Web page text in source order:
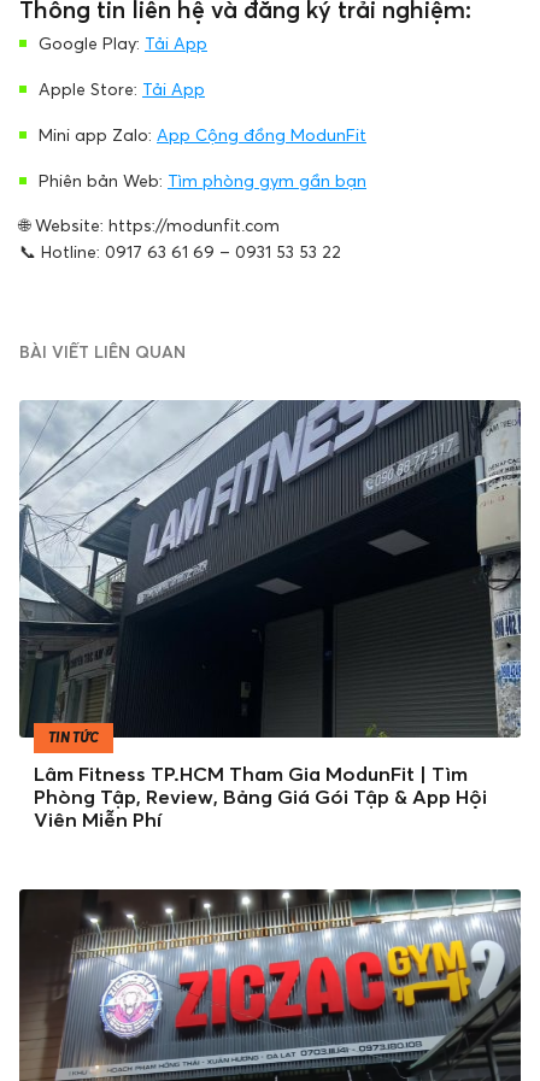
Thông tin liên hệ và đăng ký trải nghiệm:
Google Play: Tải App
Apple Store: Tải App
Mini app Zalo: App Cộng đồng ModunFit
Phiên bản Web: Tìm phòng gym gần bạn
🌐 Website: https://modunfit.com
📞 Hotline: 0917 63 61 69 – 0931 53 53 22
BÀI VIẾT LIÊN QUAN
TIN TỨC
Lâm Fitness TP.HCM Tham Gia ModunFit | Tìm
Phòng Tập, Review, Bảng Giá Gói Tập & App Hội
Viên Miễn Phí